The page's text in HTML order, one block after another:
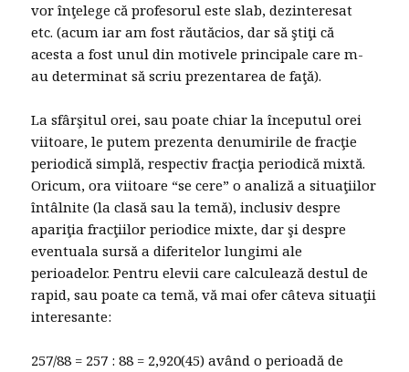
vor înţelege că profesorul este slab, dezinteresat
etc. (acum iar am fost răutăcios, dar să ştiţi că
acesta a fost unul din motivele principale care m-
au determinat să scriu prezentarea de faţă).
La sfârşitul orei, sau poate chiar la începutul orei
viitoare, le putem prezenta denumirile de fracţie
periodică simplă, respectiv fracţia periodică mixtă.
Oricum, ora viitoare “se cere” o analiză a situaţiilor
întâlnite (la clasă sau la temă), inclusiv despre
apariţia fracţiilor periodice mixte, dar şi despre
eventuala sursă a diferitelor lungimi ale
perioadelor. Pentru elevii care calculează destul de
rapid, sau poate ca temă, vă mai ofer câteva situaţii
interesante:
257/88 = 257 : 88 = 2,920(45) având o perioadă de